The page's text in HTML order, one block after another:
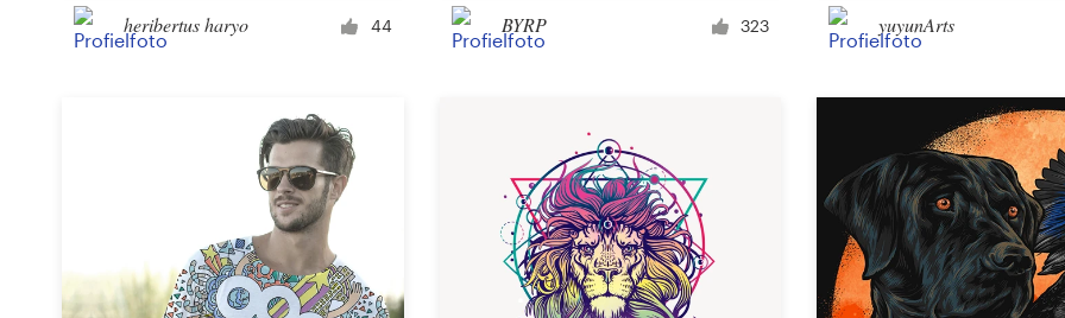
Albumcover
Kleding en accessoires
heribertus haryo 44 BYRP 323 yuyunArts
Merkgids
+49 30 568 377 84